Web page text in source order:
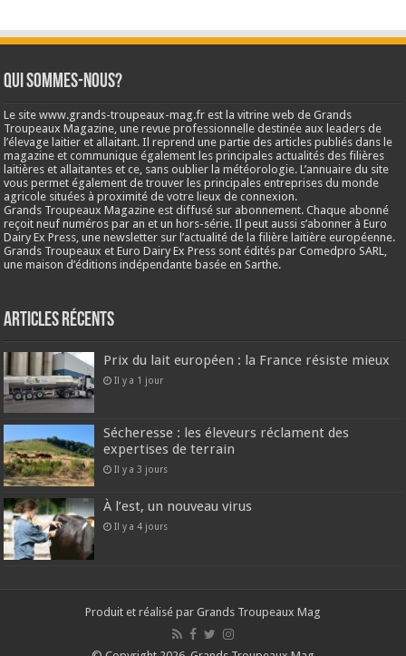
Qui sommes-nous?
Le site www.grands-troupeaux-mag.fr est la vitrine web de Grands
Troupeaux Magazine, une revue professionnelle destinée aux leaders de
l’élevage laitier et allaitant. Il reprend une partie des articles publiés dans le
magazine et communique également les principales actualités des filières
laitières et allaitantes et ce, sans oublier la météorologie. L’annuaire du site
vous permet également de trouver les principales entreprises du monde
agricole situées à proximité de votre lieux de connexion.
Grands Troupeaux Magazine est diffusé sur abonnement. Chaque abonné
reçoit neuf numéros par an et un hors-série. Il peut aussi s’abonner à Euro
Dairy Ex Press, une newsletter sur l’actualité de la filière laitière européenne.
Grands Troupeaux et Euro Dairy Ex Press sont édités par Comedpro SARL,
une maison d’éditions indépendante basée en Sarthe.
Articles récents
Prix du lait européen : la France résiste mieux
Il y a 1 jour
Sécheresse : les éleveurs réclament des
expertises de terrain
Il y a 3 jours
À l’est, un nouveau virus
Il y a 4 jours
Produit et réalisé par Grands Troupeaux Mag